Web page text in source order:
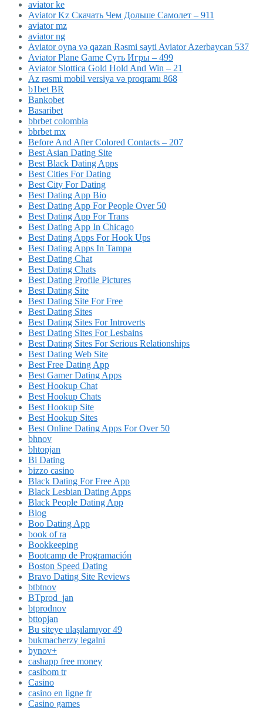
aviator ke
Aviator Kz Скачать Чем Дольше Самолет – 911
aviator mz
aviator ng
Aviator oyna və qazan Rəsmi sayti Aviator Azerbaycan 537
Aviator Plane Game Суть Игры – 499
Aviator Slottica Gold Hold And Win – 21
Az rəsmi mobil versiya və proqramı 868
b1bet BR
Bankobet
Basaribet
bbrbet colombia
bbrbet mx
Before And After Colored Contacts – 207
Best Asian Dating Site
Best Black Dating Apps
Best Cities For Dating
Best City For Dating
Best Dating App Bio
Best Dating App For People Over 50
Best Dating App For Trans
Best Dating App In Chicago
Best Dating Apps For Hook Ups
Best Dating Apps In Tampa
Best Dating Chat
Best Dating Chats
Best Dating Profile Pictures
Best Dating Site
Best Dating Site For Free
Best Dating Sites
Best Dating Sites For Introverts
Best Dating Sites For Lesbains
Best Dating Sites For Serious Relationships
Best Dating Web Site
Best Free Dating App
Best Gamer Dating Apps
Best Hookup Chat
Best Hookup Chats
Best Hookup Site
Best Hookup Sites
Best Online Dating Apps For Over 50
bhnov
bhtopjan
Bi Dating
bizzo casino
Black Dating For Free App
Black Lesbian Dating Apps
Black People Dating App
Blog
Boo Dating App
book of ra
Bookkeeping
Bootcamp de Programación
Boston Speed Dating
Bravo Dating Site Reviews
btbtnov
BTprod_jan
btprodnov
bttopjan
Bu siteye ulaşılamıyor 49
bukmacherzy legalni
bynov+
cashapp free money
casibom tr
Casino
casino en ligne fr
Casino games